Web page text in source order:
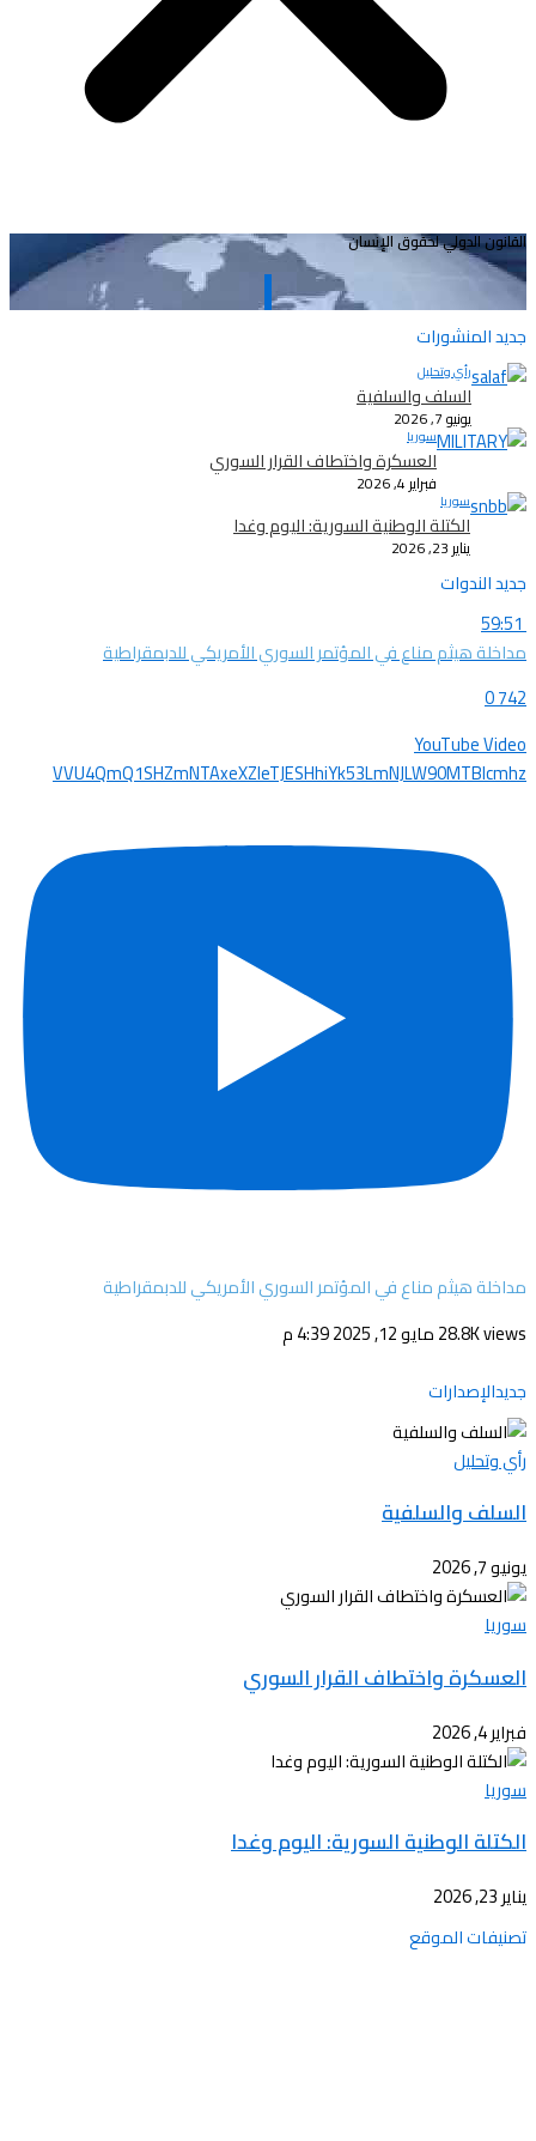
القانون الدولي لحقوق الإنسان
جديد المنشورات
رأي وتحليل
السلف والسلفية
يونيو 7, 2026
سوريا
العسكرة واختطاف القرار السوري
فبراير 4, 2026
سوريا
الكتلة الوطنية السورية: اليوم وغدا
يناير 23, 2026
جديد الندوات
59:51
مداخلة هيثم مناع في المؤتمر السوري الأمريكي للدبمقراطية
742
0
YouTube Video
VVU4QmQ1SHZmNTAxeXZleTJESHhiYk53LmNJLW90MTBIcmhz
مداخلة هيثم مناع في المؤتمر السوري الأمريكي للدبمقراطية
28.8K viewsمايو 12, 2025 4:39 م
جديدالإصدارات
رأي وتحليل
السلف والسلفية
يونيو 7, 2026
سوريا
العسكرة واختطاف القرار السوري
فبراير 4, 2026
سوريا
الكتلة الوطنية السورية: اليوم وغدا
يناير 23, 2026
تصنيفات الموقع